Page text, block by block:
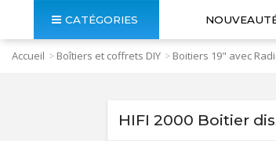
CATÉGORIES
Accueil > Boîtiers et coffrets DIY > Boitiers 19" avec
HIFI 2000 Boitier